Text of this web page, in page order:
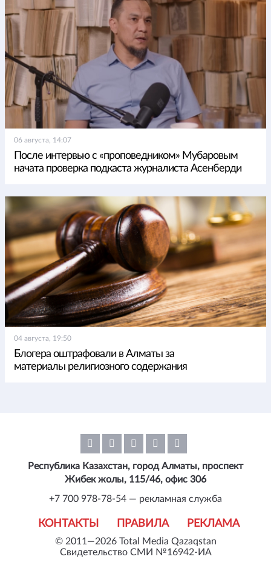
06 августа, 14:07
После интервью с «проповедником» Мубаровым
начата проверка подкаста журналиста Асенберди
04 августа, 19:50
Блогера оштрафовали в Алматы за
материалы религиозного содержания
© 2011—2026 Total Media Qazaqstan
Свидетельство СМИ №16942-ИА
КОНТАКТЫ ПРАВИЛА РЕКЛАМА
Республика Казахстан, город Алматы, проспект
Жибек жолы, 115/46, офис 306
+7 700 978-78-54 — рекламная служба